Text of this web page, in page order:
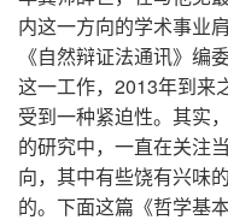
内这一方向的学术事业
《自然辩证法通讯》编
这一工作，2013年到来
受到一种紧迫性。其实
的研究中，一直在关注
向，其中有些饶有兴味
的。下面这篇《哲学基